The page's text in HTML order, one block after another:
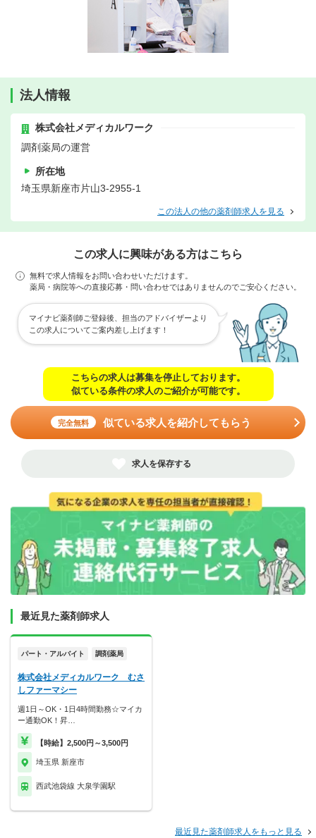
法人情報
株式会社メディカルワーク
調剤薬局の運営
所在地
埼玉県新座市片山3-2955-1
この法人の他の薬剤師求人を見る
この求人に興味がある方はこちら
無料で求人情報をお問い合わせいただけます。
薬局・病院等への直接応募・問い合わせではありませんのでご安心ください。
マイナビ薬剤師ご登録後、担当のアドバイザーより
この求人についてご案内差し上げます！
こちらの求人は募集を停止しております。
似ている条件の求人のご紹介が可能です。
完全無料 似ている求人を紹介してもらう
求人を保存する
最近見た薬剤師求人
パート・アルバイト 調剤薬局
株式会社メディカルワーク むさ
しファーマシー
週1日～OK・1日4時間勤務☆マイカ
ー通勤OK！昇…
【時給】2,500円～3,500円
埼玉県 新座市
西武池袋線 大泉学園駅
最近見た薬剤師求人をもっと見る